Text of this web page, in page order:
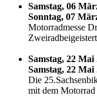
Samstag, 06
Sonntag, 07
Motorradmesse
Samstag, 22 Mai
Samstag, 22 Mai
Die
mit dem